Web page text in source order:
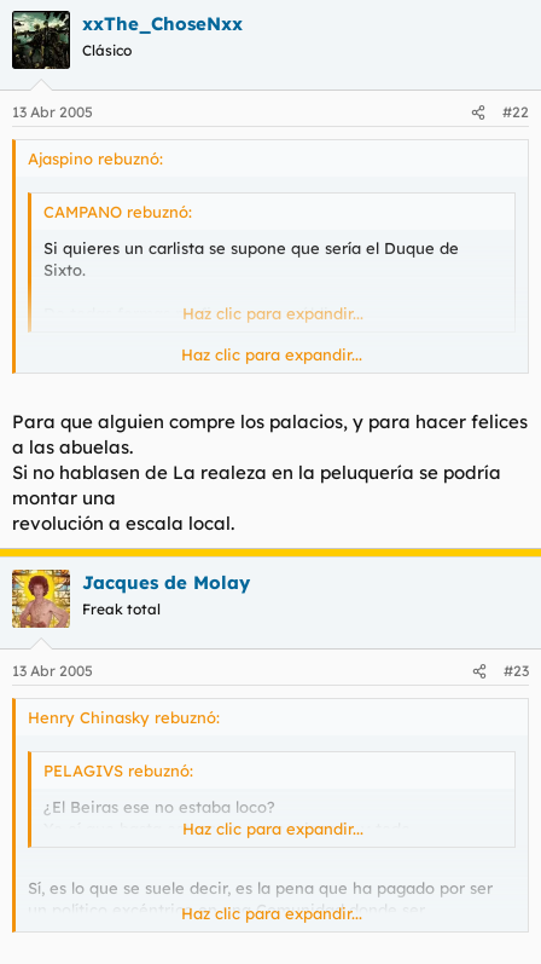
xxThe_ChoseNxx
Clásico
13 Abr 2005 #22
Ajaspino rebuznó:
CAMPANO rebuznó:
Si quieres un carlista se supone que sería el Duque de
Sixto.
De todas formas prefiero una república.
Haz clic para expandir...
Por una vez estoy con Campano. Para qué sirve la monarquía?
tiempo que no tienen sentido.
Haz clic para expandir...
Para que alguien compre los palacios, y para hacer felices
a las abuelas.
Si no hablasen de La realeza en la peluquería se podría
montar una
revolución a escala local.
Jacques de Molay
Freak total
13 Abr 2005 #23
Henry Chinasky rebuznó:
PELAGIVS rebuznó:
¿El Beiras ese no estaba loco?
Yo oí que hasta estuvo en un manicomio y todo.
Haz clic para expandir...
Sí, es lo que se suele decir, es la pena que ha pagado por ser
un político excéntrico en una Comunidad donde ser
nacionalista siempre ha sido casi un pecado. No obstante
Haz clic para expandir...